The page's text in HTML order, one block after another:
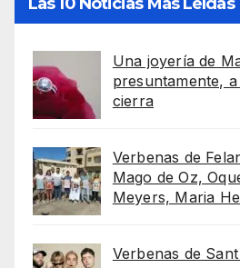
Una joyería de
presuntamente,
cierra
Verbenas de
Mago de Oz,
Meyers, Maria
Verbenas de